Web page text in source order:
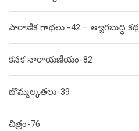
పౌరాణిక గాథలు -42 – త్యాగబుద్ధి కథ
కనక నారాయణీయం-82
బొమ్మల్కతలు-39
చిత్రం-76